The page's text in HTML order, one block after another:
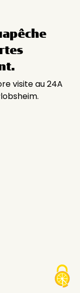
visite au 24A